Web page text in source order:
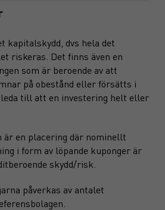
kapitalskydd, dvs hela det
riskeras. Det finns även en
som är beroende av att
på obestånd eller försätts i
till att en investering helt eller
är en placering där nominellt
i form av löpande kuponger är
skydd/risk.
påverkas av antalet